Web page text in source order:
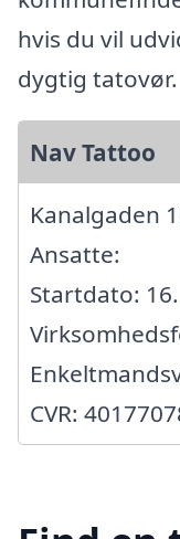
hvis du vil
dygtig tatovør.
Nav Tattoo
Kanalgaden
Ansatte:
Startdato:
CVR: